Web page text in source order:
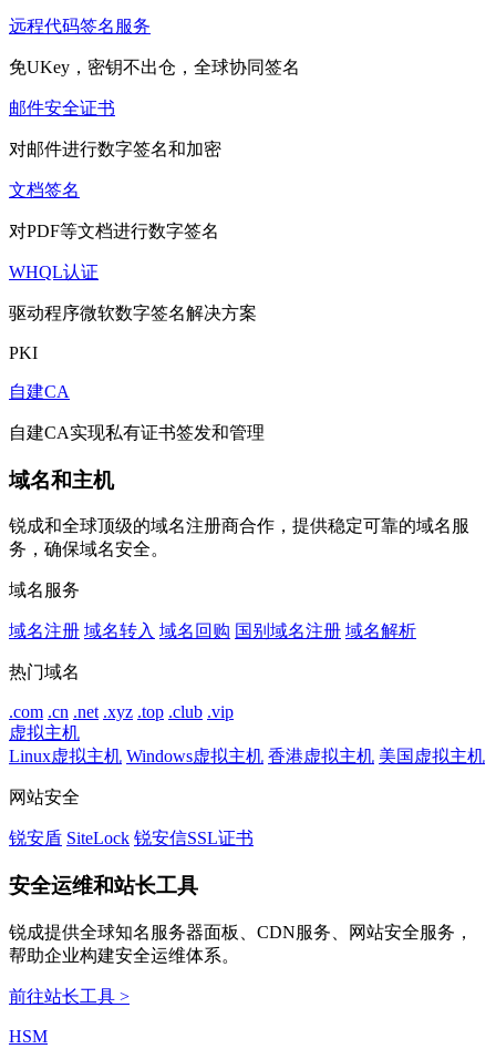
远程代码签名服务
免UKey，密钥不出仓，全球协同签名
邮件安全证书
对邮件进行数字签名和加密
文档签名
对PDF等文档进行数字签名
WHQL认证
驱动程序微软数字签名解决方案
PKI
自建CA
自建CA实现私有证书签发和管理
域名和主机
锐成和全球顶级的域名注册商合作，提供稳定可靠的域名服
务，确保域名安全。
域名服务
域名注册 域名转入 域名回购 国别域名注册 域名解析
热门域名
.com .cn .net .xyz .top .club .vip
虚拟主机
Linux虚拟主机 Windows虚拟主机 香港虚拟主机 美国虚拟主机
网站安全
锐安盾 SiteLock 锐安信SSL证书
安全运维和站长工具
锐成提供全球知名服务器面板、CDN服务、网站安全服务，
帮助企业构建安全运维体系。
前往站长工具 >
HSM